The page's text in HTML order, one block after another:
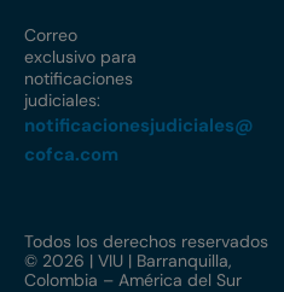
Correo
exclusivo para
notificaciones
judiciales:
notificacionesjudiciales@
cofca.com
Todos los derechos reservados
© 2026 | VIU | Barranquilla,
Colombia – América del Sur